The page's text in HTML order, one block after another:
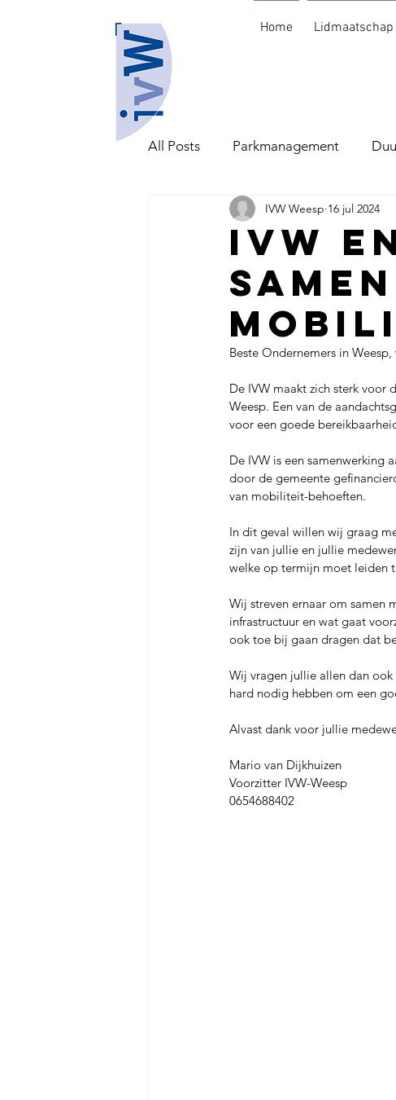
Home Lidmaatschap
All Posts Parkmanagement
Scholing en Arbeid
IVW
IVW Weesp 16 jul 2024
Beste Ondernemers in
De IVW maakt zich sterk
Weesp. Een van de
voor een goede
De IVW is een samenwerking
door de gemeente
van mobiliteit-behoeften.
In dit geval willen wij graag
zijn van jullie en jullie
welke op termijn moet leiden
Wij streven ernaar om samen
infrastructuur en wat gaat
ook toe bij gaan dragen dat
Wij vragen jullie allen dan
hard nodig hebben om een
Alvast dank voor jullie
Mario van Dijkhuizen
Voorzitter IVW-Weesp
0654688402